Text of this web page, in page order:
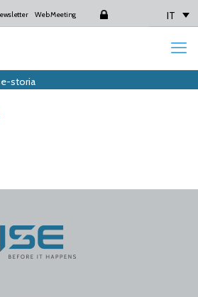
Web Meeting IT
storia